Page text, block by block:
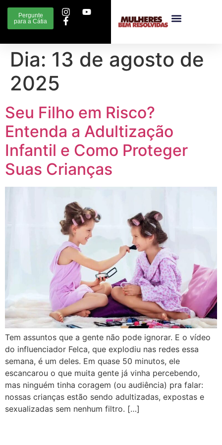
Pergunte
para a Cátia
Dia: 13 de agosto de
2025
Seu Filho em Risco?
Entenda a Adultização
Infantil e Como Proteger
Suas Crianças
Tem assuntos que a gente não pode ignorar. E o vídeo
do influenciador Felca, que explodiu nas redes essa
semana, é um deles. Em quase 50 minutos, ele
escancarou o que muita gente já vinha percebendo,
mas ninguém tinha coragem (ou audiência) pra falar:
nossas crianças estão sendo adultizadas, expostas e
sexualizadas sem nenhum filtro. […]